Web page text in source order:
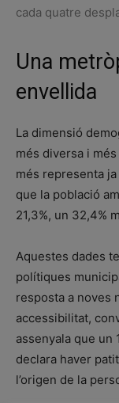
cada quatre
Una
envellida
La dimensió
més diversa i
més representa
que la població
21,3%, un 32,4%
Aquestes dades
polítiques
resposta a noves
accessibilitat,
assenyala que un
declara haver
l’origen de la